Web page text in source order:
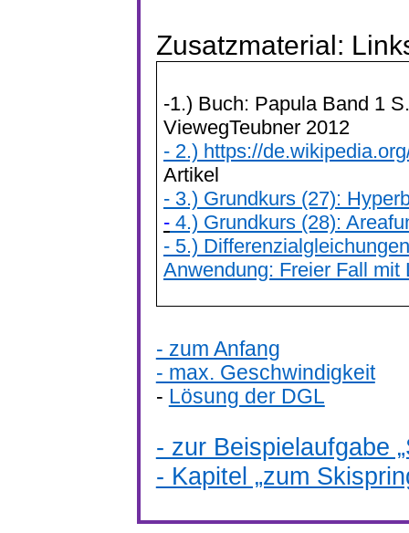
Zusatzmaterial:
-1.) Buch: Papula Band 1
ViewegTeubner2012
- 2.) https://
Artikel
- 3.) Grundkurs (27):
-4.) Grundkurs (28):
- 5.)
Anwendung: Freier Fall mit
- zum Anfang
- max. Geschwindigkeit
- Lösung der DGL
- zur Beispielaufgabe
- Kapitel „zum